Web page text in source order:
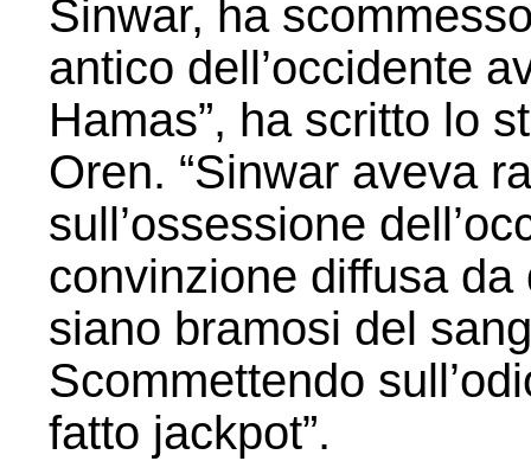
Sinwar, ha
antico dell’occidente
Hamas”, ha scritto lo
Oren. “Sinwar aveva
sull’ossessione
convinzione diffusa
siano bramosi del
Scommettendo
fatto jackpot”.